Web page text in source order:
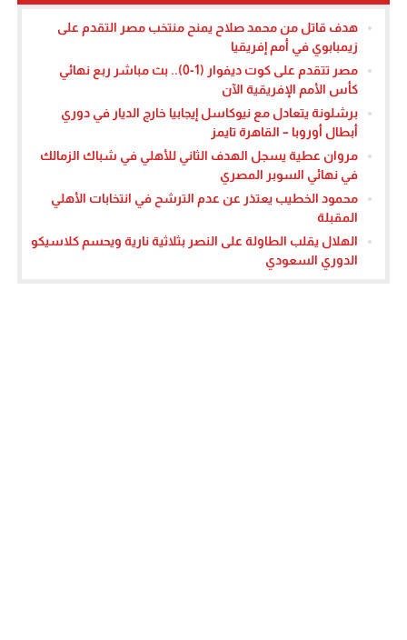
هدف قاتل من محمد صلاح يمنح منتخب مصر التقدم على
زيمبابوي في أمم إفريقيا
مصر تتقدم على كوت ديفوار (1-0).. بث مباشر ربع نهائي
كأس الأمم الإفريقية الآن
برشلونة يتعادل مع نيوكاسل إيجابيا خارج الديار في دوري
أبطال أوروبا – القاهرة تايمز
مروان عطية يسجل الهدف الثاني للأهلي في شباك الزمالك
في نهائي السوبر المصري
محمود الخطيب يعتذر عن عدم الترشح في انتخابات الأهلي
المقبلة
الهلال يقلب الطاولة على النصر بثلاثية نارية ويحسم كلاسيكو
الدوري السعودي